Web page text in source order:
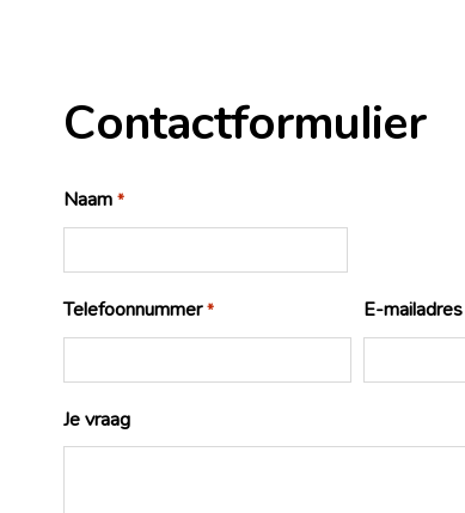
Contactformulier
Naam *
Telefoonnummer * E-
Je vraag